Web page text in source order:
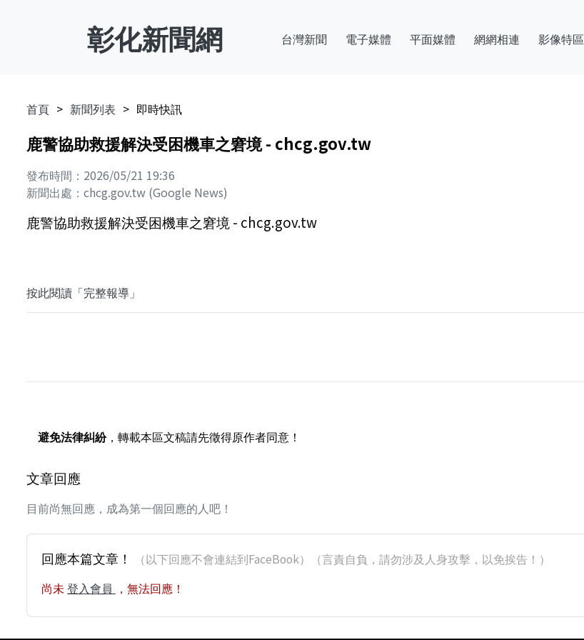
彰化新聞網 台灣新聞 電子媒體 平面媒體 網網相連 影像特區
首頁 新聞列表 即時快訊
鹿警協助救援解決受困機車之窘境 - chcg.gov.tw
發布時間：2026/05/21 19:36
新聞出處：chcg.gov.tw (Google News)
鹿警協助救援解決受困機車之窘境 - chcg.gov.tw
按此閱讀「完整報導」
避免法律糾紛，轉載本區文稿請先徵得原作者同意！
文章回應
目前尚無回應，成為第一個回應的人吧！
回應本篇文章！ （以下回應不會連結到FaceBook）（言責自負，請勿涉及人身攻擊，以免挨告！）
尚未 登入會員 ，無法回應！